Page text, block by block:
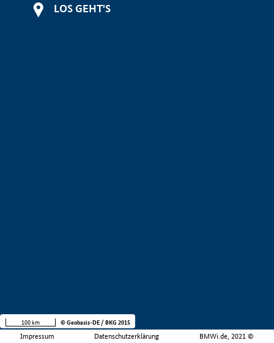
LOS GEHT'S
Impressum Datenschutzerklärung BMWi.de, 2021 ©
100 km © Geobasis-DE / BKG 2015